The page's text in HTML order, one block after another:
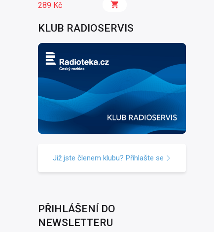
289 Kč
KLUB RADIOSERVIS
Již jste členem klubu? Přihlašte se
PŘIHLÁŠENÍ DO
NEWSLETTERU